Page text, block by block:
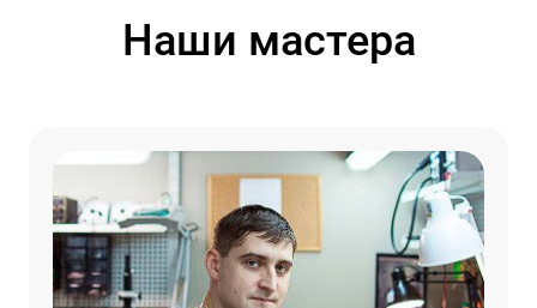
Наши мастера